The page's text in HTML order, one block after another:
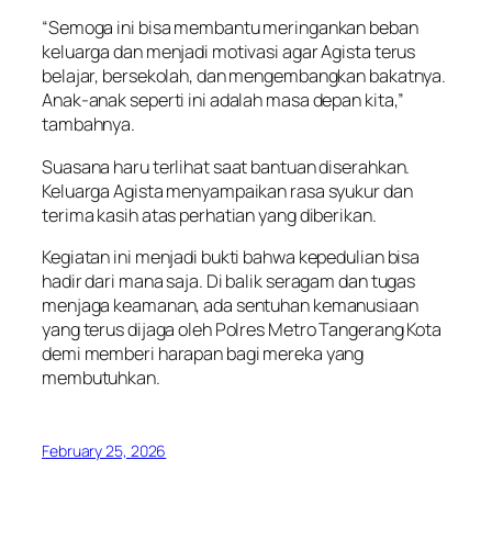
“Semoga ini bisa membantu meringankan beban
keluarga dan menjadi motivasi agar Agista terus
belajar, bersekolah, dan mengembangkan bakatnya.
Anak-anak seperti ini adalah masa depan kita,”
tambahnya.
Suasana haru terlihat saat bantuan diserahkan.
Keluarga Agista menyampaikan rasa syukur dan
terima kasih atas perhatian yang diberikan.
Kegiatan ini menjadi bukti bahwa kepedulian bisa
hadir dari mana saja. Di balik seragam dan tugas
menjaga keamanan, ada sentuhan kemanusiaan
yang terus dijaga oleh Polres Metro Tangerang Kota
demi memberi harapan bagi mereka yang
membutuhkan.
February 25, 2026